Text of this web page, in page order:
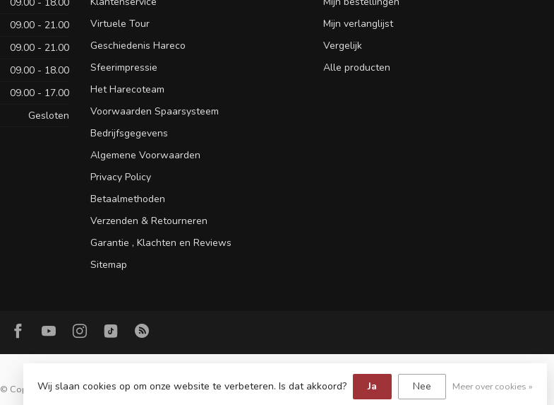
09.00 - 21.00
09.00 - 21.00
09.00 - 18.00
09.00 - 17.00
Gesloten
Virtuele Tour
Geschiedenis Hareco
Sfeerimpressie
Het Harecoteam
Voorwaarden Spaarsysteem
Bedrijfsgegevens
Algemene Voorwaarden
Privacy Policy
Betaalmethoden
Verzenden & Retourneren
Garantie , Klachten en Reviews
Sitemap
Mijn verlanglijst
Vergelijk
Alle producten
© Copyright 2026 Hareco Hengelsport
Wij slaan cookies op om onze website te verbeteren. Is dat akkoord? Ja Nee Meer over cookies »